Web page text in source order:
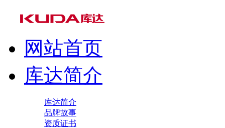
网站首页
库达简介
库达简介
品牌故事
资质证书